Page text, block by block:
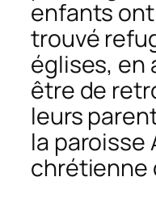
enfants
trouvé
églises,
être de
leurs
la paroisse
chrétienne